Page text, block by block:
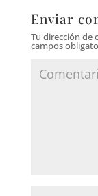
Enviar
Tu dirección de
campos